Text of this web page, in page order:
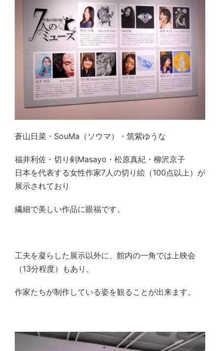
蒼山日菜・SouMa（ソウマ）・筑紫ゆうな
福井利佐・切り剣Masayo・松原真紀・柳沢京子
日本を代表する女性作家7人の切り絵（100点以上）が
展示されており
繊細で美しい作品に眼福です。
工夫を凝らした展示以外に、館内の一角では上映会
（13分程度）もあり、
作家たちが制作している姿を観ることが出来ます。